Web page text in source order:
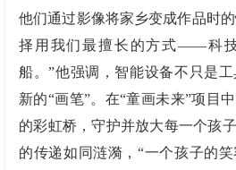
他们通过影像将家乡变成作品时
择用我们最擅长的方式——科
船。”他强调，智能设备不只是
新的“画笔”。在“童画未来”项目
的彩虹桥，守护并放大每一个孩
的传递如同涟漪，“一个孩子的